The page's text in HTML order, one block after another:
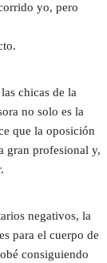
yo, pero
chicas de la
no solo es la
que la oposición
gran profesional y,
negativos, la
para el cuerpo de
consiguiendo